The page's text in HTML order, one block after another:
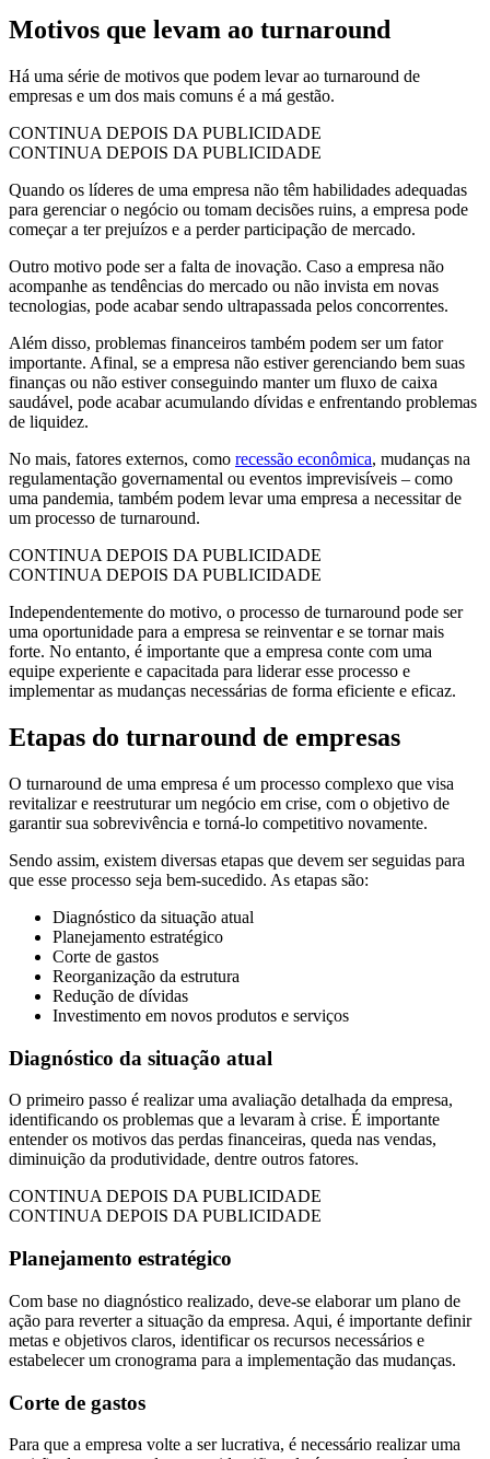
Motivos que levam ao turnaround
Há uma série de motivos que podem levar ao turnaround de
empresas e um dos mais comuns é a má gestão.
CONTINUA DEPOIS DA PUBLICIDADE
CONTINUA DEPOIS DA PUBLICIDADE
Quando os líderes de uma empresa não têm habilidades adequadas
para gerenciar o negócio ou tomam decisões ruins, a empresa pode
começar a ter prejuízos e a perder participação de mercado.
Outro motivo pode ser a falta de inovação. Caso a empresa não
acompanhe as tendências do mercado ou não invista em novas
tecnologias, pode acabar sendo ultrapassada pelos concorrentes.
Além disso, problemas financeiros também podem ser um fator
importante. Afinal, se a empresa não estiver gerenciando bem suas
finanças ou não estiver conseguindo manter um fluxo de caixa
saudável, pode acabar acumulando dívidas e enfrentando problemas
de liquidez.
No mais, fatores externos, como recessão econômica, mudanças na
regulamentação governamental ou eventos imprevisíveis – como
uma pandemia, também podem levar uma empresa a necessitar de
um processo de turnaround.
CONTINUA DEPOIS DA PUBLICIDADE
CONTINUA DEPOIS DA PUBLICIDADE
Independentemente do motivo, o processo de turnaround pode ser
uma oportunidade para a empresa se reinventar e se tornar mais
forte. No entanto, é importante que a empresa conte com uma
equipe experiente e capacitada para liderar esse processo e
implementar as mudanças necessárias de forma eficiente e eficaz.
Etapas do turnaround de empresas
O turnaround de uma empresa é um processo complexo que visa
revitalizar e reestruturar um negócio em crise, com o objetivo de
garantir sua sobrevivência e torná-lo competitivo novamente.
Sendo assim, existem diversas etapas que devem ser seguidas para
que esse processo seja bem-sucedido. As etapas são:
Diagnóstico da situação atual
Planejamento estratégico
Corte de gastos
Reorganização da estrutura
Redução de dívidas
Investimento em novos produtos e serviços
Diagnóstico da situação atual
O primeiro passo é realizar uma avaliação detalhada da empresa,
identificando os problemas que a levaram à crise. É importante
entender os motivos das perdas financeiras, queda nas vendas,
diminuição da produtividade, dentre outros fatores.
CONTINUA DEPOIS DA PUBLICIDADE
CONTINUA DEPOIS DA PUBLICIDADE
Planejamento estratégico
Com base no diagnóstico realizado, deve-se elaborar um plano de
ação para reverter a situação da empresa. Aqui, é importante definir
metas e objetivos claros, identificar os recursos necessários e
estabelecer um cronograma para a implementação das mudanças.
Corte de gastos
Para que a empresa volte a ser lucrativa, é necessário realizar uma